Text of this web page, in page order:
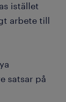
istället
arbete till
satsar på